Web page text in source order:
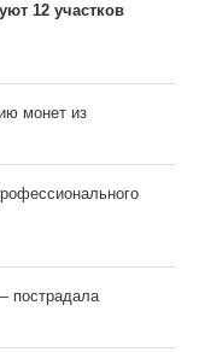
12 участков
монет из
пострадала